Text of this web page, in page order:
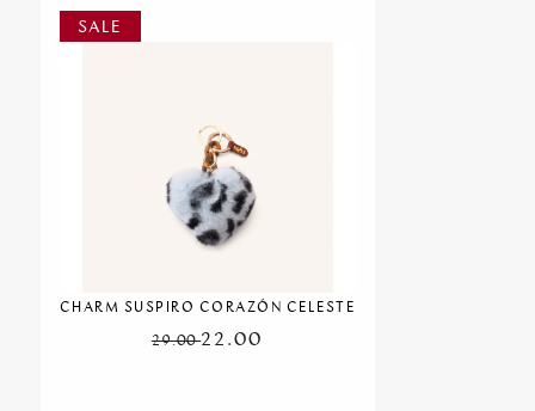
CHARM SUSPIRO CORAZÓN CELESTE
29.0022.00